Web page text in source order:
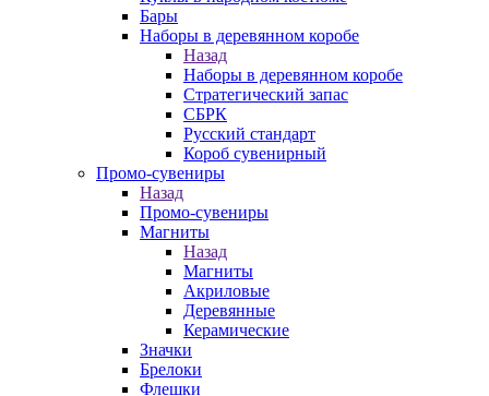
Бары
Наборы в деревянном коробе
Назад
Наборы в деревянном коробе
Стратегический запас
СБРК
Русский стандарт
Короб сувенирный
Промо-сувениры
Назад
Промо-сувениры
Магниты
Назад
Магниты
Акриловые
Деревянные
Керамические
Значки
Брелоки
Флешки